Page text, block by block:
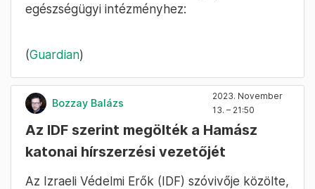
egészségügyi intézményhez:
(Guardian)
Bozzay Balázs
2023. November
13. – 21:50
Az IDF szerint megölték a Hamász
katonai hírszerzési vezetőjét
Az Izraeli Védelmi Erők (IDF) szóvivője közölte,